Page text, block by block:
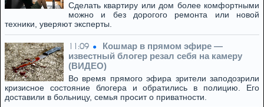
Сделать квартиру или дом более комфортными
можно и без дорогого ремонта или новой
техники, уверяют эксперты.
11:09
Кошмар в прямом эфире —
известный блогер резал себя на камеру
(ВИДЕО)
Во время прямого эфира зрители заподозрили
кризисное состояние блогера и обратились в полицию. Его
доставили в больницу, семья просит о приватности.